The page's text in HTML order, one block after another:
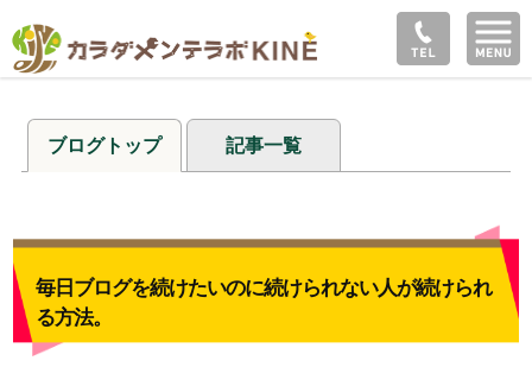
ブログトップ 記事一覧
毎日ブログを続けたいのに続けられない人が続けられ
る方法。